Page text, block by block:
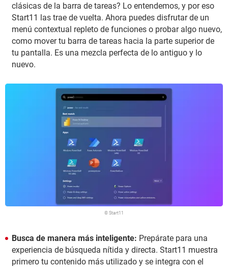
clásicas de la barra de tareas? Lo entendemos, y por eso
Start11 las trae de vuelta. Ahora puedes disfrutar de un
menú contextual repleto de funciones o probar algo nuevo,
como mover tu barra de tareas hacia la parte superior de
tu pantalla. Es una mezcla perfecta de lo antiguo y lo
nuevo.
© Start11
Busca de manera más inteligente: Prepárate para una
experiencia de búsqueda nítida y directa. Start11 muestra
primero tu contenido más utilizado y se integra con el